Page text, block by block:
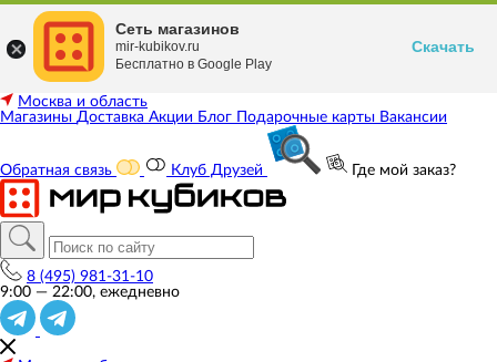
Москва и область
Магазины Доставка Акции Блог Подарочные карты Вакансии
Обратная связь Клуб Друзей Где мой заказ?
8 (495) 981-31-10
9:00 — 22:00, ежедневно
Сеть магазинов
mir-kubikov.ru
Бесплатно в Google Play
Скачать